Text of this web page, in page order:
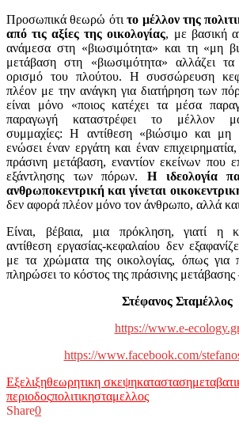
Προσωπικά θεωρώ ότιτο μέλλον της
από τις αξίες της οικολογίας, με βασική
ανάμεσα στη «βιωσιμότητα» και τη «μη
μετάβαση στη «βιωσιμότητα» αλλάζει
ορισμό του πλούτου. Η συσσώρευση
πλέον με την ανάγκη για διατήρηση των
είναι μόνο «ποιος κατέχει τα μέσα
παραγωγή καταστρέφει το μέλλον
συμμαχίες: Η αντίθεση «βιώσιμο και μη
ενώσει έναν εργάτη και έναν
πράσινη μετάβαση, εναντίον εκείνων που
εξάντλησης των πόρων. Η ιδεολογία
ανθρωποκεντρική και γίνεται
δεν αφορά πλέον μόνο τον άνθρωπο, αλλά
Είναι, βέβαια, μια πρόκληση, γιατί η
αντίθεση εργασίας-κεφαλαίου δεν
με τα χρώματα της οικολογίας, όπως για
πληρώσει το κόστος της πράσινης
Στέφανος Σταμέλλος
https://www.e-
https://www.facebook.com/
Εξελιξηθεωρητικη σκεψηκατασταση
περιοδοςπολιτικησταμελλος
Share0